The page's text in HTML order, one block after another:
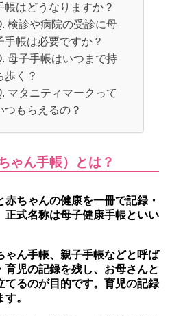
帳はどうなりますか？
検診や病院の受診に母
手帳は必要ですか？
母子手帳はいつまで持
歩く？
マタニティマークって
つもらえるの？
ゃん手帳）とは？
ちゃんの健康を一冊で記録・
正式名称は母子健康手帳といい
ゃん手帳、親子手帳などと呼ば
児の記録を残し、お母さんと
てるのが目的です。育児の記録
。